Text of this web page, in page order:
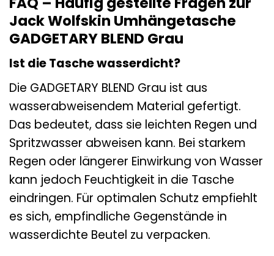
Jack Wolfskin Umhängetasche
GADGETARY BLEND Grau
Ist die Tasche wasserdicht?
Die GADGETARY BLEND Grau ist aus
wasserabweisendem Material gefertigt.
Das bedeutet, dass sie leichten Regen und
Spritzwasser abweisen kann. Bei starkem
Regen oder längerer Einwirkung von Wasser
kann jedoch Feuchtigkeit in die Tasche
eindringen. Für optimalen Schutz empfiehlt
es sich, empfindliche Gegenstände in
wasserdichte Beutel zu verpacken.